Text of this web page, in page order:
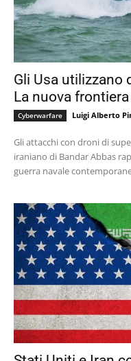
Gli Usa utilizzano
La nuova
Cyberwarfare Luigi Alberto
Gli attacchi con droni di
iraniano di Bandar Abbas
guerra navale